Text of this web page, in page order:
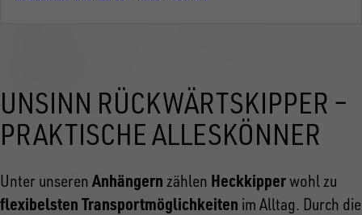
UNSINN RÜCKWÄRTSKIPPER –
PRAKTISCHE ALLESKÖNNER
Unter unseren Anhängern zählen Heckkipper wohl zu
flexibelsten Transportmöglichkeiten im Alltag. Durch die